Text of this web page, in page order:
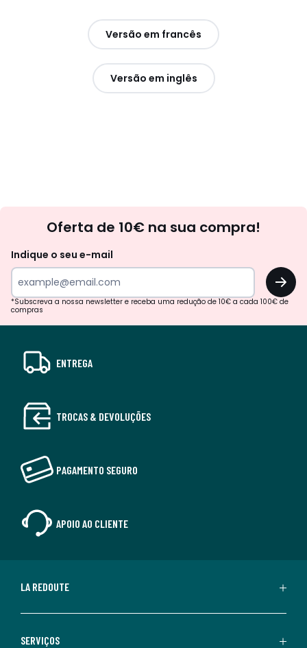
Versão em francês
Versão em inglês
Oferta de 10€ na sua compra!
Indique o seu e-mail
OK
*Subscreva a nossa newsletter e receba uma redução de 10€ a cada 100€ de
compras
ENTREGA
TROCAS & DEVOLUÇÕES
PAGAMENTO SEGURO
APOIO AO CLIENTE
LA REDOUTE
SERVIÇOS